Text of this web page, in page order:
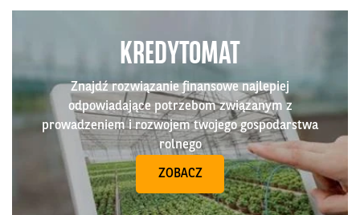
KREDYTOMAT
Znajdź rozwiązanie finansowe najlepiej
odpowiadające potrzebom związanym z
prowadzeniem i rozwojem twojego gospodarstwa
rolnego
ZOBACZ